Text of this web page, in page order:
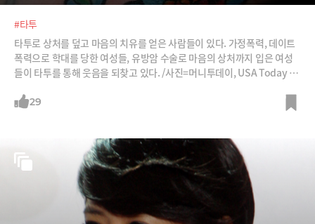
#타투
타투로 상처를 덮고 마음의 치유를 얻은 사람들이 있다. 가정폭력, 데이트
폭력으로 학대를 당한 여성들, 유방암 수술로 마음의 상처까지 입은 여성
들이 타투를 통해 웃음을 되찾고 있다. /사진=머니투데이, USA Today 방
29